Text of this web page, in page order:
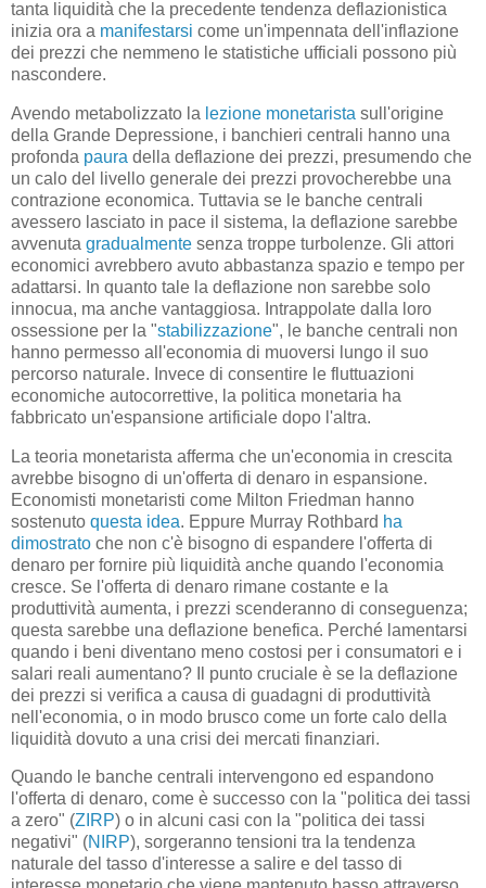
tanta liquidità che la precedente tendenza deflazionistica
inizia ora a manifestarsi come un'impennata dell'inflazione
dei prezzi che nemmeno le statistiche ufficiali possono più
nascondere.
Avendo metabolizzato la lezione monetarista sull'origine
della Grande Depressione, i banchieri centrali hanno una
profonda paura della deflazione dei prezzi, presumendo che
un calo del livello generale dei prezzi provocherebbe una
contrazione economica. Tuttavia se le banche centrali
avessero lasciato in pace il sistema, la deflazione sarebbe
avvenuta gradualmente senza troppe turbolenze. Gli attori
economici avrebbero avuto abbastanza spazio e tempo per
adattarsi. In quanto tale la deflazione non sarebbe solo
innocua, ma anche vantaggiosa. Intrappolate dalla loro
ossessione per la "stabilizzazione", le banche centrali non
hanno permesso all'economia di muoversi lungo il suo
percorso naturale. Invece di consentire le fluttuazioni
economiche autocorrettive, la politica monetaria ha
fabbricato un'espansione artificiale dopo l'altra.
La teoria monetarista afferma che un'economia in crescita
avrebbe bisogno di un'offerta di denaro in espansione.
Economisti monetaristi come Milton Friedman hanno
sostenuto questa idea. Eppure Murray Rothbard ha
dimostrato che non c'è bisogno di espandere l'offerta di
denaro per fornire più liquidità anche quando l'economia
cresce. Se l'offerta di denaro rimane costante e la
produttività aumenta, i prezzi scenderanno di conseguenza;
questa sarebbe una deflazione benefica. Perché lamentarsi
quando i beni diventano meno costosi per i consumatori e i
salari reali aumentano? Il punto cruciale è se la deflazione
dei prezzi si verifica a causa di guadagni di produttività
nell'economia, o in modo brusco come un forte calo della
liquidità dovuto a una crisi dei mercati finanziari.
Quando le banche centrali intervengono ed espandono
l'offerta di denaro, come è successo con la "politica dei tassi
a zero" (ZIRP) o in alcuni casi con la "politica dei tassi
negativi" (NIRP), sorgeranno tensioni tra la tendenza
naturale del tasso d'interesse a salire e del tasso di